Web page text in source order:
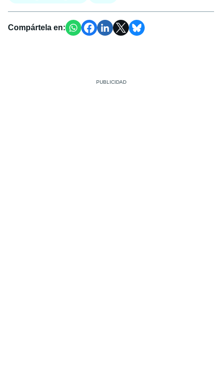
Compártela en: